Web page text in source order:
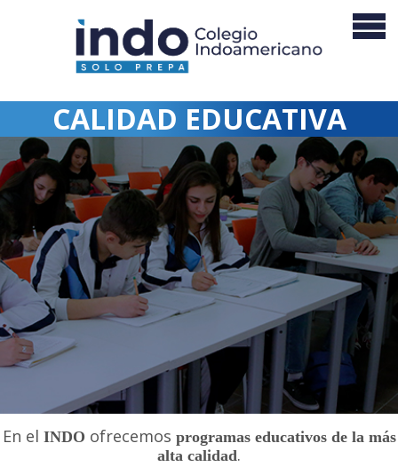
CALIDAD EDUCATIVA
En el INDO ofrecemos programas educativos de la más
alta calidad.